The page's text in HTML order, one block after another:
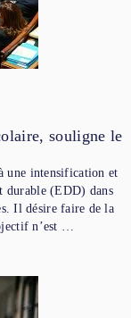
souligne le
une intensification et
durable (EDD) dans
Il désire faire de la
n’est …